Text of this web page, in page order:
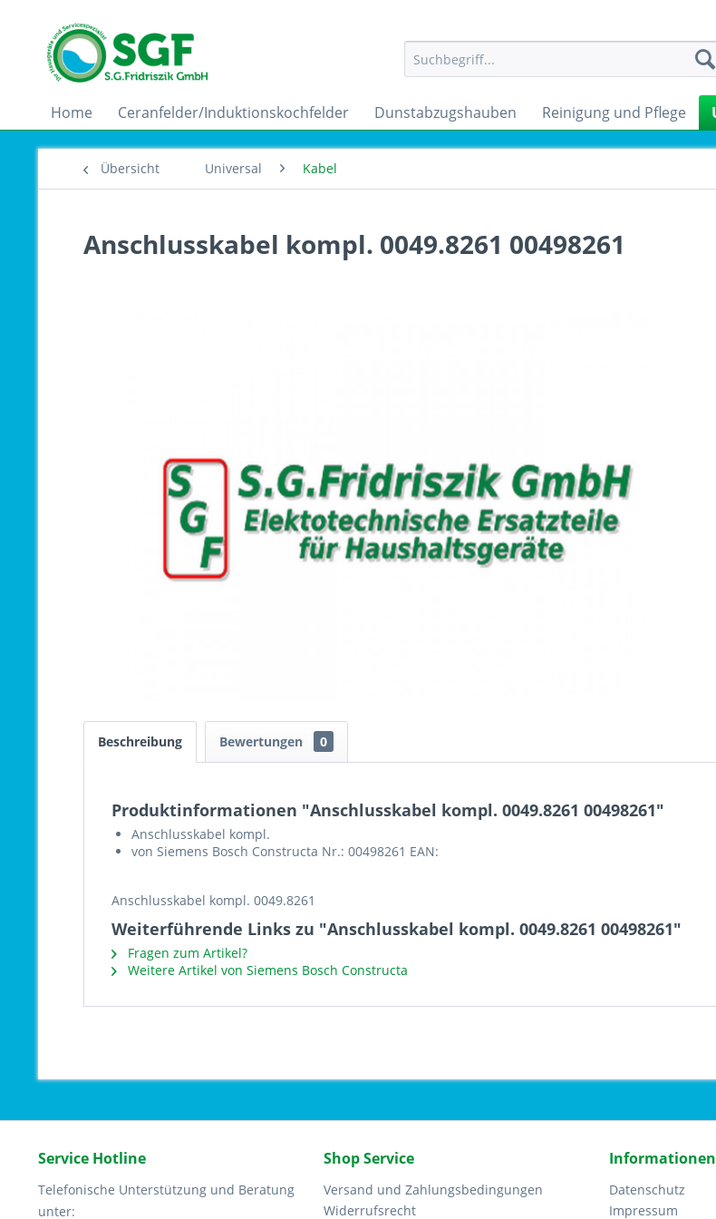
Home Ceranfelder/Induktionskochfelder Dunstabzugshauben Reinigung und Pflege
Übersicht Universal Kabel
Anschlusskabel kompl. 0049.8261 00498261
Beschreibung Bewertungen 0
Produktinformationen "Anschlusskabel kompl. 0049.8261 00498261"
Anschlusskabel kompl.
von Siemens Bosch Constructa Nr.: 00498261 EAN:
Anschlusskabel kompl. 0049.8261
Weiterführende Links zu "Anschlusskabel kompl. 0049.8261 00498261"
Fragen zum Artikel?
Weitere Artikel von Siemens Bosch Constructa
Service Hotline
Telefonische Unterstützung und Beratung
unter:
Shop Service
Versand und Zahlungsbedingungen
Widerrufsrecht
Informationen
Datenschutz
Impressum